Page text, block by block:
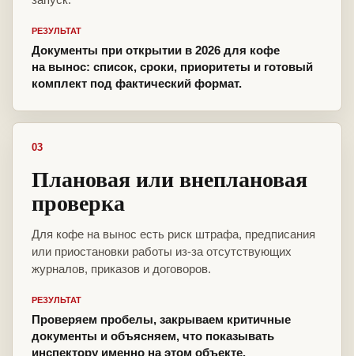
РЕЗУЛЬТАТ
Документы при открытии в 2026 для кофе
на вынос: список, сроки, приоритеты и готовый
комплект под фактический формат.
03
Плановая или внеплановая
проверка
Для кофе на вынос есть риск штрафа, предписания
или приостановки работы из-за отсутствующих
журналов, приказов и договоров.
РЕЗУЛЬТАТ
Проверяем пробелы, закрываем критичные
документы и объясняем, что показывать
инспектору именно на этом объекте.